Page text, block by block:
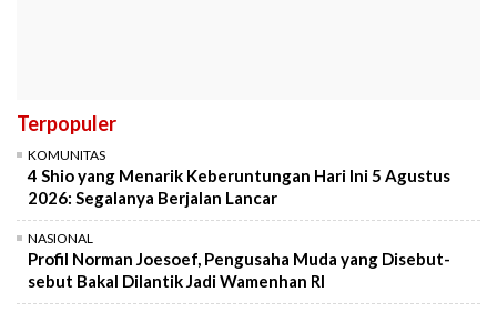
Terpopuler
KOMUNITAS
4 Shio yang Menarik Keberuntungan Hari Ini 5 Agustus
2026: Segalanya Berjalan Lancar
NASIONAL
Profil Norman Joesoef, Pengusaha Muda yang Disebut-
sebut Bakal Dilantik Jadi Wamenhan RI